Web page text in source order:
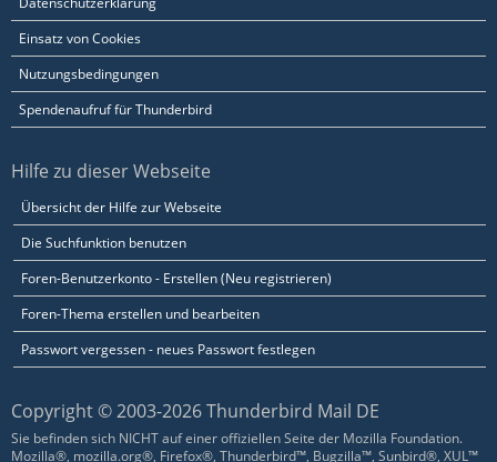
Einsatz von Cookies
Nutzungsbedingungen
Spendenaufruf für Thunderbird
Hilfe zu dieser Webseite
Übersicht der Hilfe zur Webseite
Die Suchfunktion benutzen
Foren-Benutzerkonto - Erstellen (Neu registrieren)
Foren-Thema erstellen und bearbeiten
Passwort vergessen - neues Passwort festlegen
Copyright © 2003-2026 Thunderbird Mail DE
Sie befinden sich NICHT auf einer offiziellen Seite der Mozilla Foundation.
Mozilla®, mozilla.org®, Firefox®, Thunderbird™, Bugzilla™, Sunbird®, XUL™